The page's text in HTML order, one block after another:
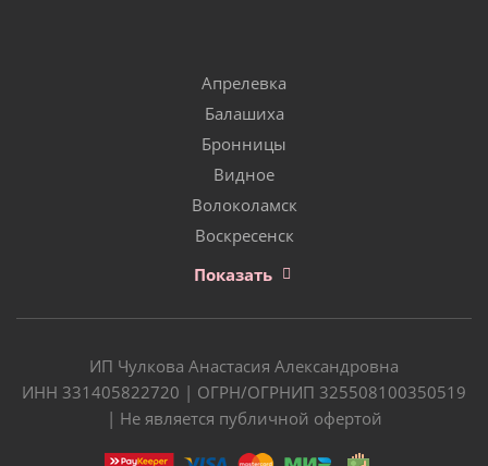
Апрелевка
Балашиха
Бронницы
Видное
Волоколамск
Воскресенск
Показать
ИП Чулкова Анастасия Александровна
ИНН 331405822720 | ОГРН/ОГРНИП 325508100350519
| Не является публичной офертой